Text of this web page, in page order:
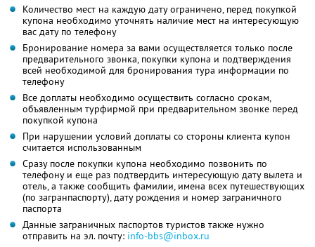
Количество мест на каждую дату ограничено, перед покупкой
купона необходимо уточнять наличие мест на интересующую
вас дату по телефону
Бронирование номера за вами осуществляется только после
предварительного звонка, покупки купона и подтверждения
всей необходимой для бронирования тура информации по
телефону
Все доплаты необходимо осуществить согласно срокам,
объявленным турфирмой при предварительном звонке перед
покупкой купона
При нарушении условий доплаты со стороны клиента купон
считается использованным
Сразу после покупки купона необходимо позвонить по
телефону и еще раз подтвердить интересующую дату вылета и
отель, а также сообщить фамилии, имена всех путешествующих
(по загранпаспорту), дату рождения и номер заграничного
паспорта
Данные заграничных паспортов туристов также нужно
отправить на эл. почту: info-bbs@inbox.ru